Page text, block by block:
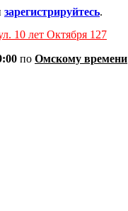
зарегистрируйтесь.
10 лет Октября 127
по Омскому времени